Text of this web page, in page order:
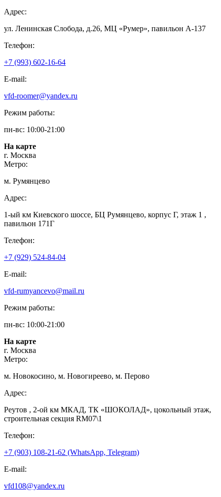
Адрес:
ул. Ленинская Слобода, д.26, МЦ «Румер», павильон А-137
Телефон:
+7 (993) 602-16-64
E-mail:
vfd-roomer@yandex.ru
Режим работы:
пн-вс: 10:00-21:00
На карте
г. Москва
Метро:
м. Румянцево
Адрес:
1-ый км Киевского шоссе, БЦ Румянцево, корпус Г, этаж 1 ,
павильон 171Г
Телефон:
+7 (929) 524-84-04
E-mail:
vfd-rumyancevo@mail.ru
Режим работы:
пн-вс: 10:00-21:00
На карте
г. Москва
Метро:
м. Новокосино, м. Новогиреево, м. Перово
Адрес:
Реутов , 2-ой км МКАД, ТК «ШОКОЛАД», цокольный этаж,
строительная секция RM07\1
Телефон:
+7 (903) 108-21-62 (WhatsApp, Telegram)
E-mail:
vfd108@yandex.ru